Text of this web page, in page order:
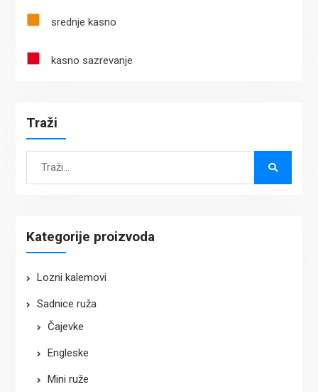
srednje kasno
kasno sazrevanje
Traži
Search
Kategorije proizvoda
Lozni kalemovi
Sadnice ruža
Čajevke
Engleske
Mini ruže